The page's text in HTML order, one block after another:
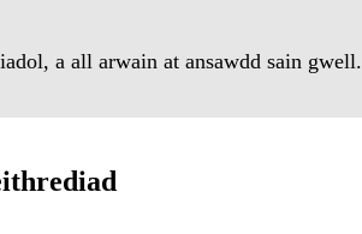
a all arwain at ansawdd sain gwell.